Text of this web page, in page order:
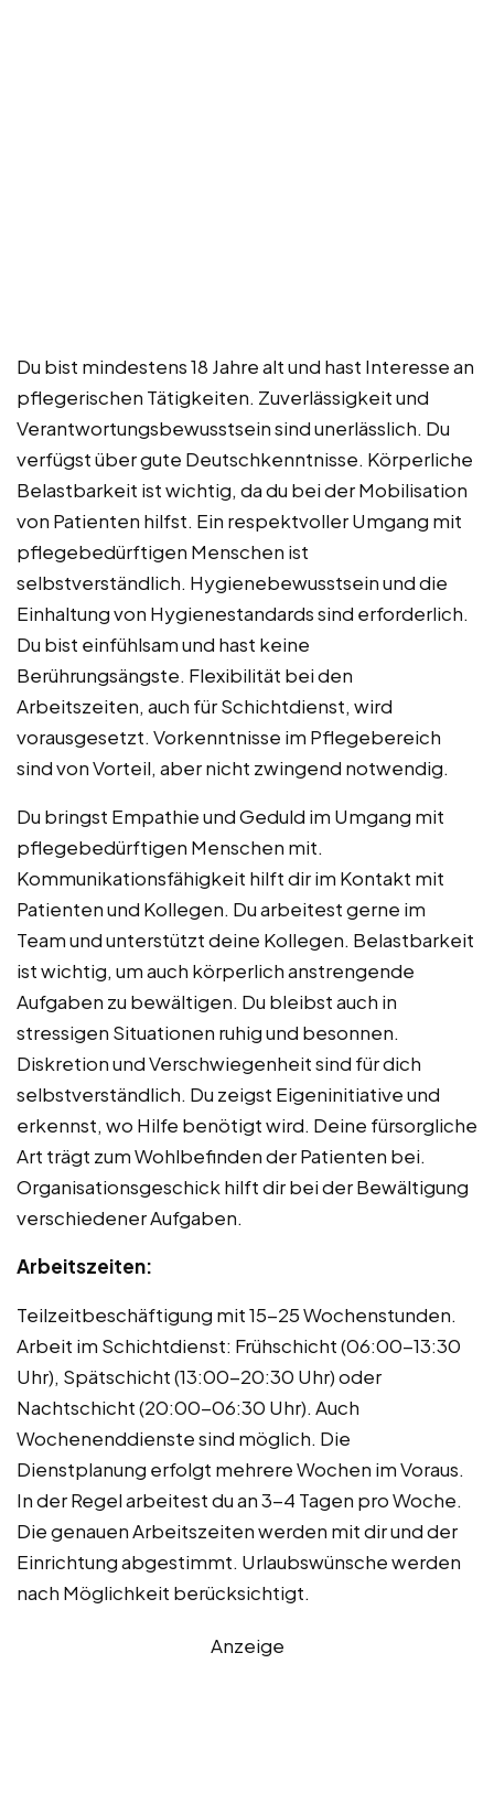
Du bist mindestens 18 Jahre alt und hast Interesse an
pflegerischen Tätigkeiten. Zuverlässigkeit und
Verantwortungsbewusstsein sind unerlässlich. Du
verfügst über gute Deutschkenntnisse. Körperliche
Belastbarkeit ist wichtig, da du bei der Mobilisation
von Patienten hilfst. Ein respektvoller Umgang mit
pflegebedürftigen Menschen ist
selbstverständlich. Hygienebewusstsein und die
Einhaltung von Hygienestandards sind erforderlich.
Du bist einfühlsam und hast keine
Berührungsängste. Flexibilität bei den
Arbeitszeiten, auch für Schichtdienst, wird
vorausgesetzt. Vorkenntnisse im Pflegebereich
sind von Vorteil, aber nicht zwingend notwendig.
Du bringst Empathie und Geduld im Umgang mit
pflegebedürftigen Menschen mit.
Kommunikationsfähigkeit hilft dir im Kontakt mit
Patienten und Kollegen. Du arbeitest gerne im
Team und unterstützt deine Kollegen. Belastbarkeit
ist wichtig, um auch körperlich anstrengende
Aufgaben zu bewältigen. Du bleibst auch in
stressigen Situationen ruhig und besonnen.
Diskretion und Verschwiegenheit sind für dich
selbstverständlich. Du zeigst Eigeninitiative und
erkennst, wo Hilfe benötigt wird. Deine fürsorgliche
Art trägt zum Wohlbefinden der Patienten bei.
Organisationsgeschick hilft dir bei der Bewältigung
verschiedener Aufgaben.
Arbeitszeiten:
Teilzeitbeschäftigung mit 15-25 Wochenstunden.
Arbeit im Schichtdienst: Frühschicht (06:00-13:30
Uhr), Spätschicht (13:00-20:30 Uhr) oder
Nachtschicht (20:00-06:30 Uhr). Auch
Wochenenddienste sind möglich. Die
Dienstplanung erfolgt mehrere Wochen im Voraus.
In der Regel arbeitest du an 3-4 Tagen pro Woche.
Die genauen Arbeitszeiten werden mit dir und der
Einrichtung abgestimmt. Urlaubswünsche werden
nach Möglichkeit berücksichtigt.
Anzeige